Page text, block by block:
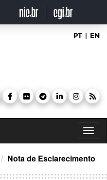
PT | EN
Nota de Esclarecimento